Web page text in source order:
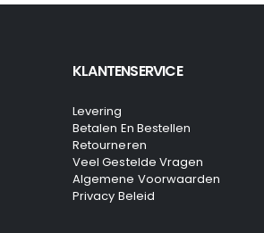
KLANTENSERVICE
Levering
Betalen En Bestellen
Retourneren
Veel Gestelde Vragen
Algemene Voorwaarden
Privacy Beleid